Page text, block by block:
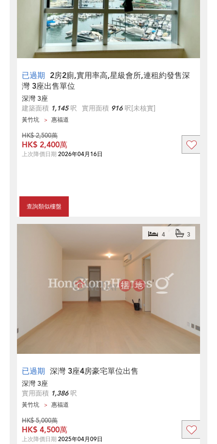
已過期 2房2廁,實用率高,星級會所,連租約發售深
灣 3座出售單位
深灣 3座
建築面積 1,145呎 實用面積 916呎[未核實]
黃竹坑 惠福道
查詢類似樓盤
HK$ 2,500萬
HK$ 2,400萬
上次降價日期 2026年04月16日
已過期 深灣 3座4房豪宅單位出售
4 3
深灣 3座
實用面積 1,386呎
黃竹坑 惠福道
HK$ 5,000萬
HK$ 4,500萬
上次降價日期 2025年04月09日